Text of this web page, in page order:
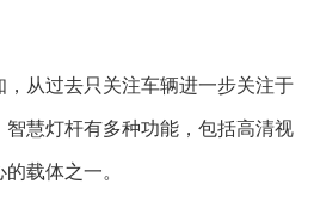
从过去只关注车辆进一步关注于
慧灯杆有多种功能，包括高清视
载体之一。